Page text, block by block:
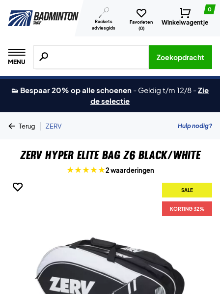
Rackets
adviesgids
Favorieten
(0)
0
Winkelwagentje
MENU
Zoeken naar producten, merken etc.
Zoekopdracht
👟 Bespaar 20% op alle schoenen - Geldig t/m 12/8 -Zie
de selectie
Terug | ZERV Hulp nodig?
ZERV Hyper Elite Bag Z6 Black/White
2 waarderingen
SALE
KORTING 32%
SALE
KORTING 32%
SALE
KORTING 32%